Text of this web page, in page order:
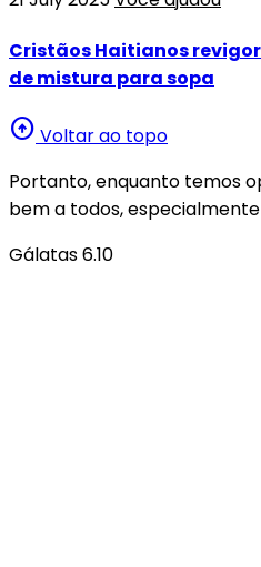
Cristãos Haitianos
de mistura para sopa
arrow_circle_up Voltar ao topo
Portanto, enquanto temos
bem a todos,
Gálatas 6.10